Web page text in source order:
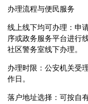
办理流程与便民服务
线上线下均可办理‌：申
序或政务服务平台进行
社区警务室线下办理。
办理时限‌：公安机关受
作日‌。
落户地址选择‌：可按‌自